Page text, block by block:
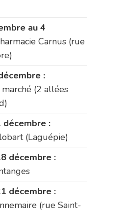
au 4
Carnus (rue
:
(2 allées
décembre :
(Laguépie)
décembre :
décembre :
(rue Saint-